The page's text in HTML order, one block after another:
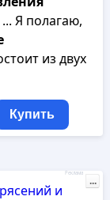
... Я полагаю,
из двух
Купить
и
Реклама
...